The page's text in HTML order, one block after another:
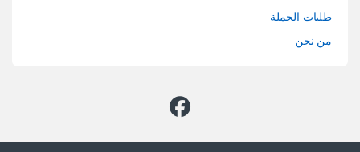
طلبات الجملة
من نحن